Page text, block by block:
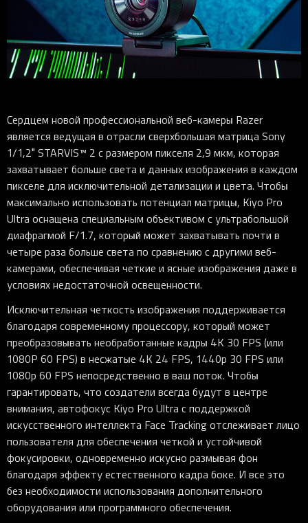
Сердцем новой профессиональной веб-камеры Razer
является ведущая в отрасли сверхбольшая матрица Sony
1/1,2″ STARVIS™ 2 с размером пикселя 2,9 мкм, которая
захватывает больше света и данных изображения в каждом
пикселе для исключительной детализации и цвета. Чтобы
максимально использовать потенциал матрицы, Kiyo Pro
Ultra оснащена специальным объективом с ультрабольшой
диафрагмой F/1.7, который может захватывать почти в
четыре раза больше света по сравнению с другими веб-
камерами, обеспечивая четкие и ясные изображения даже в
условиях недостаточной освещенности.
Исключительная четкость изображения поддерживается
благодаря современному процессору, который может
преобразовывать необработанные кадры 4K 30 FPS (или
1080P 60 FPS) в несжатые 4K 24 FPS, 1440p 30 FPS или
1080p 60 FPS непосредственно в ваш поток. Чтобы
гарантировать, что создатели всегда будут в центре
внимания, автофокус Kiyo Pro Ultra с поддержкой
искусственного интеллекта Face Tracking отслеживает лицо
пользователя для обеспечения четкой и устойчивой
фокусировки, одновременно искусно размывая фон
благодаря эффекту естественного кадра боке. И все это
без необходимости использования дополнительного
оборудования или программного обеспечения.